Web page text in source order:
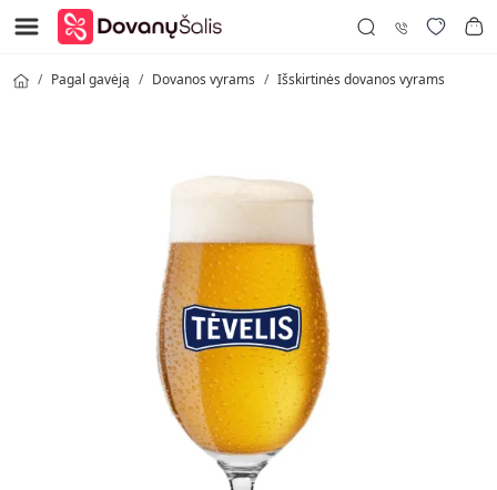
Pagal gavėją Dovanos vyrams Išskirtinės dovanos vyrams